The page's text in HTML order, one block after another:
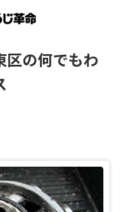
区の何でもわ